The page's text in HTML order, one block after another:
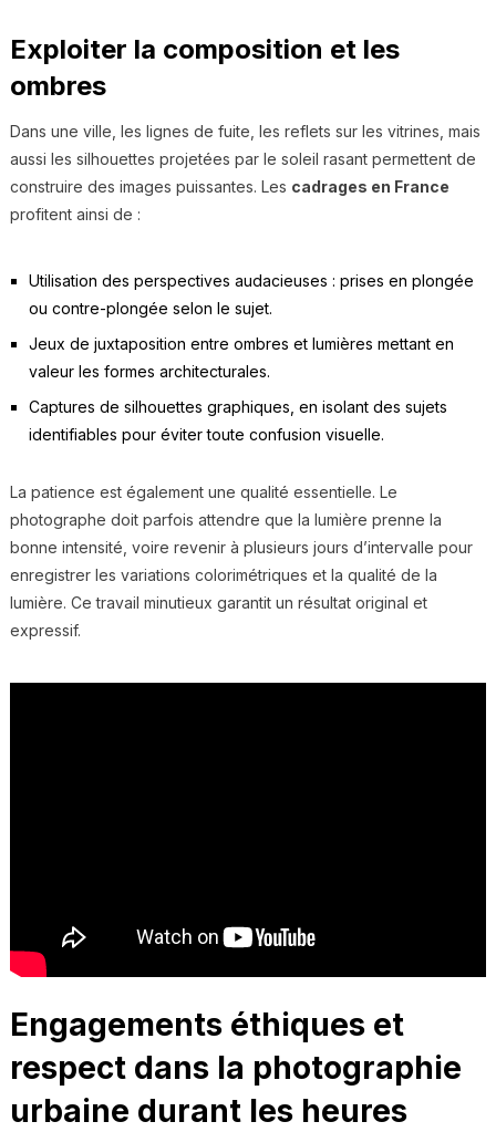
Exploiter la composition et les
ombres
Dans une ville, les lignes de fuite, les reflets sur les vitrines, mais
aussi les silhouettes projetées par le soleil rasant permettent de
construire des images puissantes. Les cadrages en France
profitent ainsi de :
Utilisation des perspectives audacieuses : prises en plongée
ou contre-plongée selon le sujet.
Jeux de juxtaposition entre ombres et lumières mettant en
valeur les formes architecturales.
Captures de silhouettes graphiques, en isolant des sujets
identifiables pour éviter toute confusion visuelle.
La patience est également une qualité essentielle. Le
photographe doit parfois attendre que la lumière prenne la
bonne intensité, voire revenir à plusieurs jours d’intervalle pour
enregistrer les variations colorimétriques et la qualité de la
lumière. Ce travail minutieux garantit un résultat original et
expressif.
Engagements éthiques et
respect dans la photographie
urbaine durant les heures